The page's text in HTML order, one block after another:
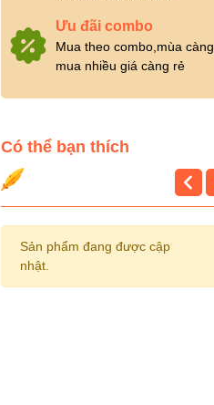
Ưu đãi combo
Mua theo combo,mùa càng
mua nhiều giá càng rẻ
Có thể bạn thích
Sản phẩm đang được cập
nhật.